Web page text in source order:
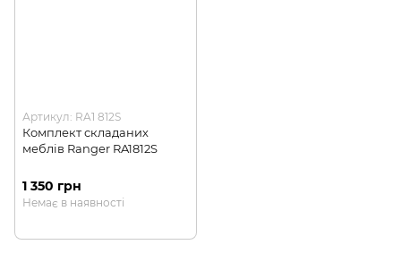
Артикул: RA1 812S
Комплект складаних
меблів Ranger RA1812S
1 350 грн
Немає в наявності